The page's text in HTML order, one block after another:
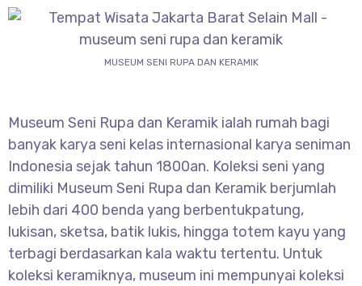
MUSEUM SENI RUPA DAN KERAMIK
Museum Seni Rupa dan Keramik ialah rumah bagi
banyak karya seni kelas internasional karya seniman
Indonesia sejak tahun 1800an. Koleksi seni yang
dimiliki Museum Seni Rupa dan Keramik berjumlah
lebih dari 400 benda yang berbentukpatung,
lukisan, sketsa, batik lukis, hingga totem kayu yang
terbagi berdasarkan kala waktu tertentu. Untuk
koleksi keramiknya, museum ini mempunyai koleksi